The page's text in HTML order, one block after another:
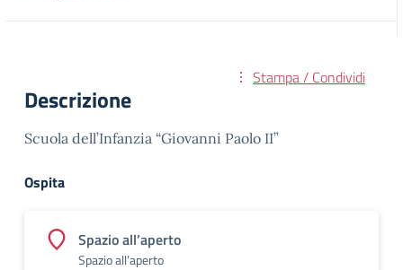
Stampa / Condividi
Descrizione
Scuola dell’Infanzia “Giovanni Paolo II”
Ospita
Spazio all’aperto
Spazio all’aperto